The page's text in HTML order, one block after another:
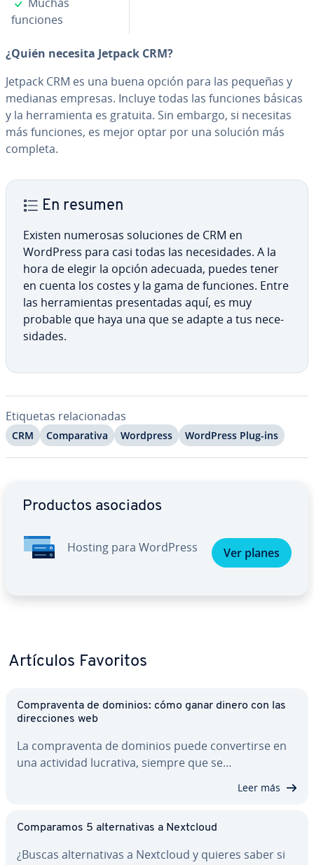
funciones
¿Quién necesita Jetpack CRM?
Jetpack CRM es una buena opción para las pequeñas y
medianas empresas. Incluye todas las funciones básicas
y la he­rra­mie­n­ta es gratuita. Sin embargo, si necesitas
más funciones, es mejor optar por una solución más
completa.
En resumen
Existen numerosas so­lu­cio­nes de CRM en
WordPress para casi todas las ne­ce­si­da­des. A la
hora de elegir la opción adecuada, puedes tener
en cuenta los costes y la gama de funciones. Entre
las he­rra­mie­n­tas pre­se­n­ta­das aquí, es muy
probable que haya una que se adapte a tus ne­ce­
si­da­des.
Etiquetas re­la­cio­na­das
CRM Co­m­pa­ra­ti­va Wordpress WordPress Plug-ins
Productos asociados
Hosting para WordPress Ver planes
Artículos Favoritos
Co­m­pra­ve­n­ta de dominios: cómo ganar dinero con las
di­re­c­cio­nes web
La co­m­pra­ve­n­ta de dominios puede co­n­ve­r­ti­r­se en
una actividad lucrativa, siempre que se…
Leer más
Co­m­pa­ra­mos 5 al­te­r­na­ti­vas a Nextcloud
¿Buscas al­te­r­na­ti­vas a Nextcloud y quieres saber si